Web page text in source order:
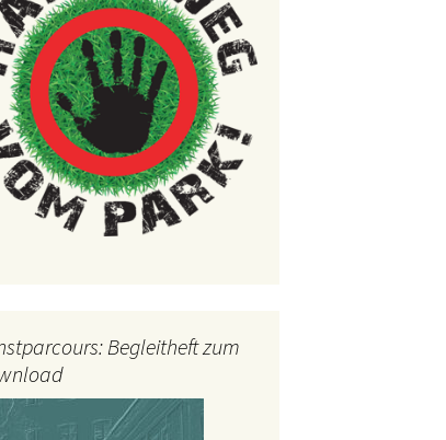
Begleitheft zum